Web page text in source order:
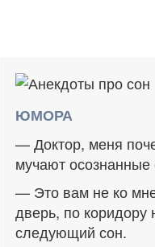
ЮМОРА
— Доктор, меня
мучают осознанные
— Это вам не ко
дверь, по коридору
следующий сон.